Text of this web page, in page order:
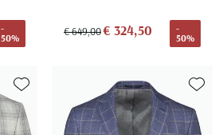
-
50%
€ 649,00€ 324,50
-
50%
Toevoegen aan favorieten